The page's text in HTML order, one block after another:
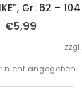
Gr. 62 – 104
€5,99
zzgl.
nicht angegeben